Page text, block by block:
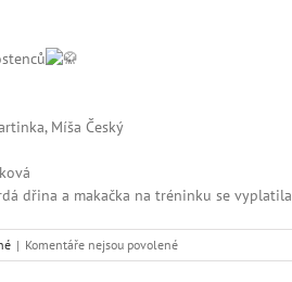
Míša Český
dřina a makačka na tréninku se vyplatila
| Komentáře nejsou povolenéu
textu